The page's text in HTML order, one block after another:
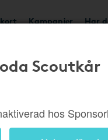
Kampanjer Har
Scoutkår
hos
Smart